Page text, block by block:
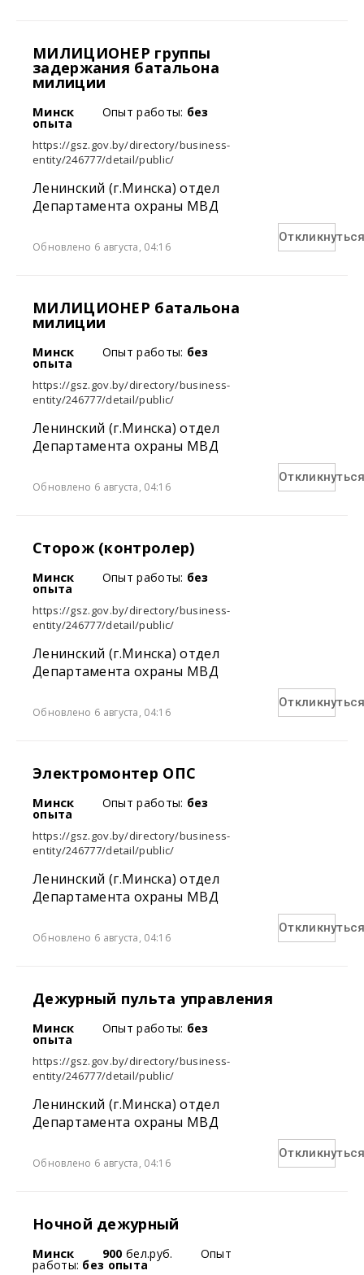
МИЛИЦИОНЕР группы
задержания батальона
милиции
Минск Опыт работы: без
опыта
https://gsz.gov.by/directory/business-
entity/246777/detail/public/
Ленинский (г.Минска) отдел
Департамента охраны МВД
Обновлено 6 августа, 04:16
МИЛИЦИОНЕР батальона
милиции
Минск Опыт работы: без
опыта
https://gsz.gov.by/directory/business-
entity/246777/detail/public/
Ленинский (г.Минска) отдел
Департамента охраны МВД
Обновлено 6 августа, 04:16
Сторож (контролер)
Минск Опыт работы: без
опыта
https://gsz.gov.by/directory/business-
entity/246777/detail/public/
Ленинский (г.Минска) отдел
Департамента охраны МВД
Обновлено 6 августа, 04:16
Электромонтер ОПС
Минск Опыт работы: без
опыта
https://gsz.gov.by/directory/business-
entity/246777/detail/public/
Ленинский (г.Минска) отдел
Департамента охраны МВД
Обновлено 6 августа, 04:16
Дежурный пульта управления
Минск Опыт работы: без
опыта
https://gsz.gov.by/directory/business-
entity/246777/detail/public/
Ленинский (г.Минска) отдел
Департамента охраны МВД
Обновлено 6 августа, 04:16
Ночной дежурный
Минск 900 бел.руб. Опыт
работы: без опыта